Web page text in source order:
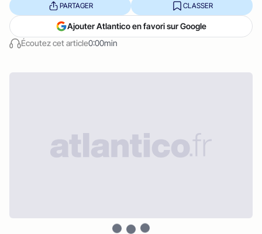
Écoutez cet article0:00min
PARTAGER CLASSER
Ajouter Atlantico en favori sur Google